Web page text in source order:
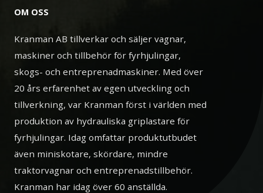
OM OSS
Kranman AB tillverkar och säljer vagnar,
maskiner och tillbehör för fyrhjulingar,
skogs- och entreprenadmaskiner. Med över
20 års erfarenhet av egen utveckling och
tillverkning, var Kranman först i världen med
produktion av hydrauliska griplastare för
fyrhjulingar. Idag omfattar produktutbudet
även miniskotare, skördare, mindre
traktorvagnar och entreprenadstillbehör.
Kranman har idag över 60 anställda.